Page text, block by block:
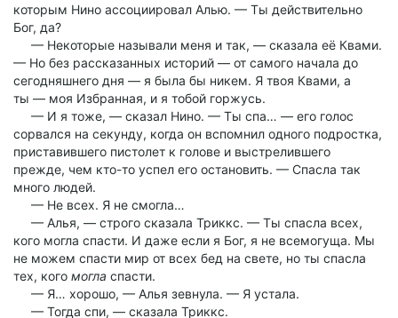
которым Нино ассоциировал Алью. — Ты действительно
Бог, да?
— Некоторые называли меня и так, — сказала её Квами.
— Но без рассказанных историй — от самого начала до
сегодняшнего дня — я была бы никем. Я твоя Квами, а
ты — моя Избранная, и я тобой горжусь.
— И я тоже, — сказал Нино. — Ты спа… — его голос
сорвался на секунду, когда он вспомнил одного подростка,
приставившего пистолет к голове и выстрелившего
прежде, чем кто-то успел его остановить. — Спасла так
много людей.
— Не всех. Я не смогла…
— Алья, — строго сказала Триккс. — Ты спасла всех,
кого могла спасти. И даже если я Бог, я не всемогуща. Мы
не можем спасти мир от всех бед на свете, но ты спасла
тех, кого могла спасти.
— Я… хорошо, — Алья зевнула. — Я устала.
— Тогда спи, — сказала Триккс.